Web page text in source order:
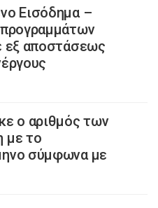
Εισόδημα –
εξ αποστάσεως
ο αριθμός των
με το
σύμφωνα με